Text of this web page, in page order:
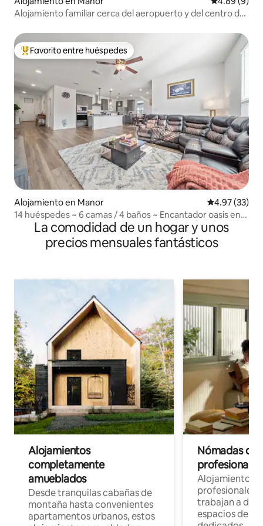
Alojamiento familiar cerca del aeropuerto y del centro de
Favorito entre huéspedes preferido
Favorito entre huéspedes
Alojamiento en Manor Calificación
4.97 (33)
14 huéspedes ~ 6 camas / 4 baños ~ Encantador oasis en
una mansión
La comodidad de un hogar y unos
precios mensuales fantásticos
Alojamientos
completamente
amueblados
Desde tranquilas cabañas de
montaña hasta convenientes
apartamentos urbanos, estos
Nómadas
Alojamientos
profesionales
trabajan a
espacios de